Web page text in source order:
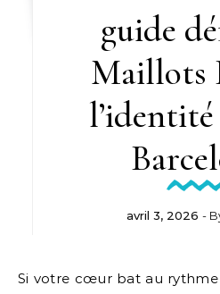
guide
Maillots
avril 3, 2026 -
Si votre cœur bat au rythme